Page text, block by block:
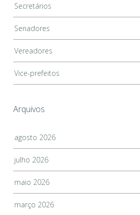
Secretários
Senadores
Vereadores
Vice-prefeitos
Arquivos
agosto 2026
julho 2026
maio 2026
março 2026